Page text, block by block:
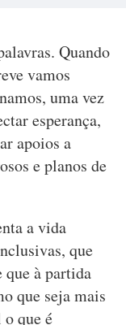
Quando
vamos
uma vez
esperança,
apoios a
e planos de
a vida
que
à partida
que seja mais
que é